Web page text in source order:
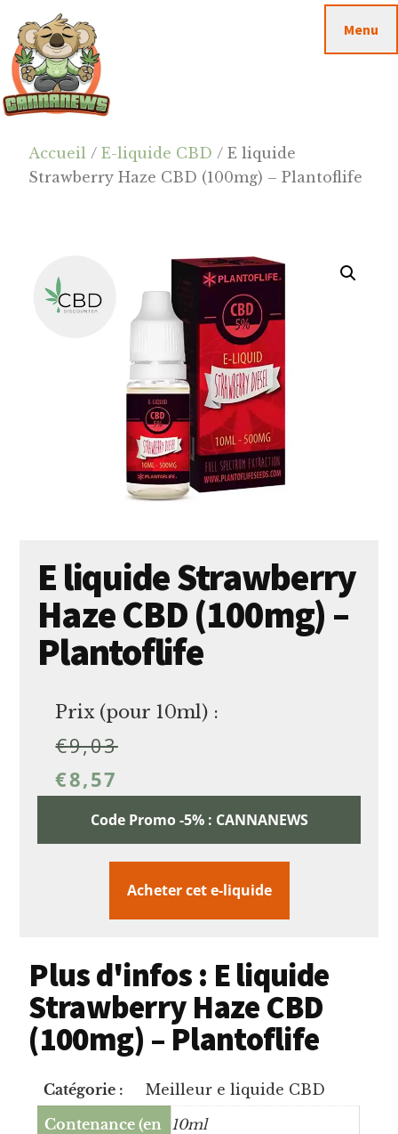
contenu
principal
barre
latérale
principale
footer
Cannanews.fr
Menu
Accueil /E-liquide CBD / E liquide
Strawberry Haze CBD (100mg) – Plantoflife
E liquide Strawberry
Haze CBD (100mg) –
Plantoflife
Prix (pour 10ml) :
€9,03
€8,57
Code Promo -5% : CANNANEWS
Acheter cet e-liquide
Plus d'infos : E liquide
Strawberry Haze CBD
(100mg) – Plantoflife
Catégorie :
Meilleur e liquide CBD
Contenance (en
10ml